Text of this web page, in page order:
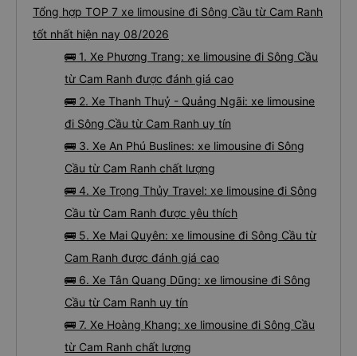
Tổng hợp TOP 7 xe limousine đi Sông Cầu từ Cam Ranh
tốt nhất hiện nay 08/2026
🚌 1. Xe Phương Trang: xe limousine đi Sông Cầu
từ Cam Ranh được đánh giá cao
🚌 2. Xe Thanh Thuỷ - Quảng Ngãi: xe limousine
đi Sông Cầu từ Cam Ranh uy tín
🚌 3. Xe An Phú Buslines: xe limousine đi Sông
Cầu từ Cam Ranh chất lượng
🚌 4. Xe Trọng Thủy Travel: xe limousine đi Sông
Cầu từ Cam Ranh được yêu thích
🚌 5. Xe Mai Quyên: xe limousine đi Sông Cầu từ
Cam Ranh được đánh giá cao
🚌 6. Xe Tân Quang Dũng: xe limousine đi Sông
Cầu từ Cam Ranh uy tín
🚌 7. Xe Hoàng Khang: xe limousine đi Sông Cầu
từ Cam Ranh chất lượng